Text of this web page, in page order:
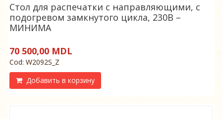
Стол для распечатки с направляющими, с
подогревом замкнутого цикла, 230В –
МИНИМА
70 500,00 MDL
Cod: W2092S_Z
Добавить в корзину